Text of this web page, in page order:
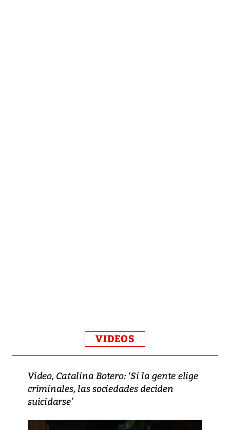
VIDEOS
Video, Catalina Botero: ‘Si la gente elige
criminales, las sociedades deciden
suicidarse’